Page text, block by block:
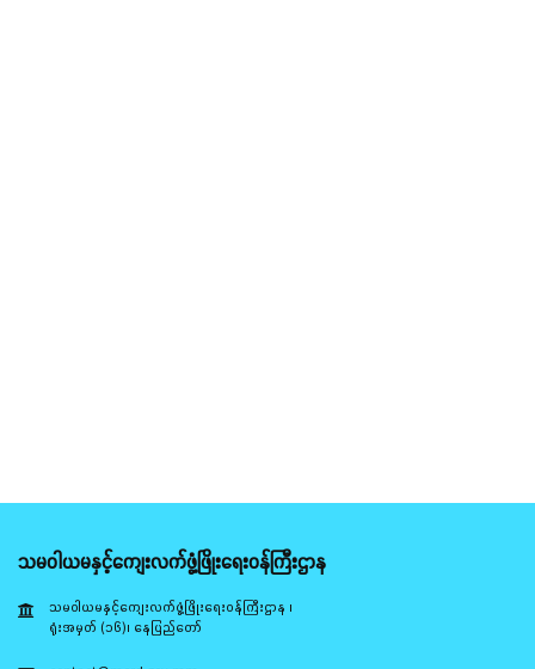
သမဝါယမနှင့်ကျေးလက်ဖွံ့ဖြိုးရေးဝန်ကြီးဌာန
သမဝါယမနှင့်ကျေးလက်ဖွံ့ဖြိုးရေးဝန်ကြီးဌာန ၊
ရုံးအမှတ် (၁၆)၊ နေပြည်တော်